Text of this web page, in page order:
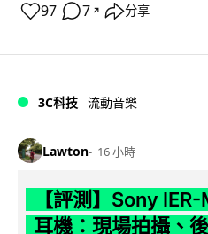
97 7 ↗ 分享
3C科技 流動音樂
Lawton 16 小時
【評測】Sony
耳機：現場拍攝、